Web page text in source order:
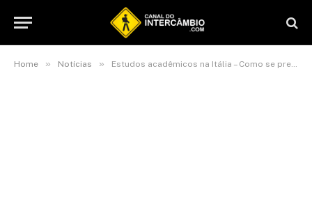
Home » Notícias » Estudos acadêmicos na Itália – Como se preparar para seus estudos na Itália com a Scuola Leonardo da Vinci